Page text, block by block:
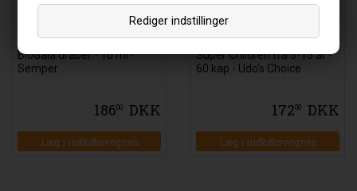
Rediger indstillinger
BioGaia dråber - 10 ml -
Semper
18600 DKK
Læg i indkøbsvognen
Super Children fra 5-15 år -
60 kap - Udo's Choice
17200 DKK
Læg i indkøbsvognen